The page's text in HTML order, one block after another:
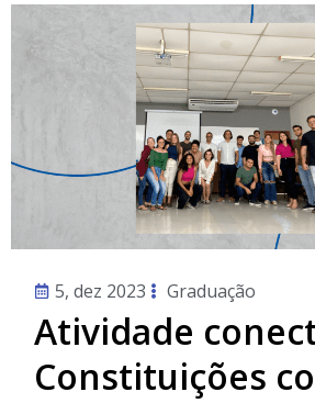
5, dez 2023 Graduação
Atividade
Constituições